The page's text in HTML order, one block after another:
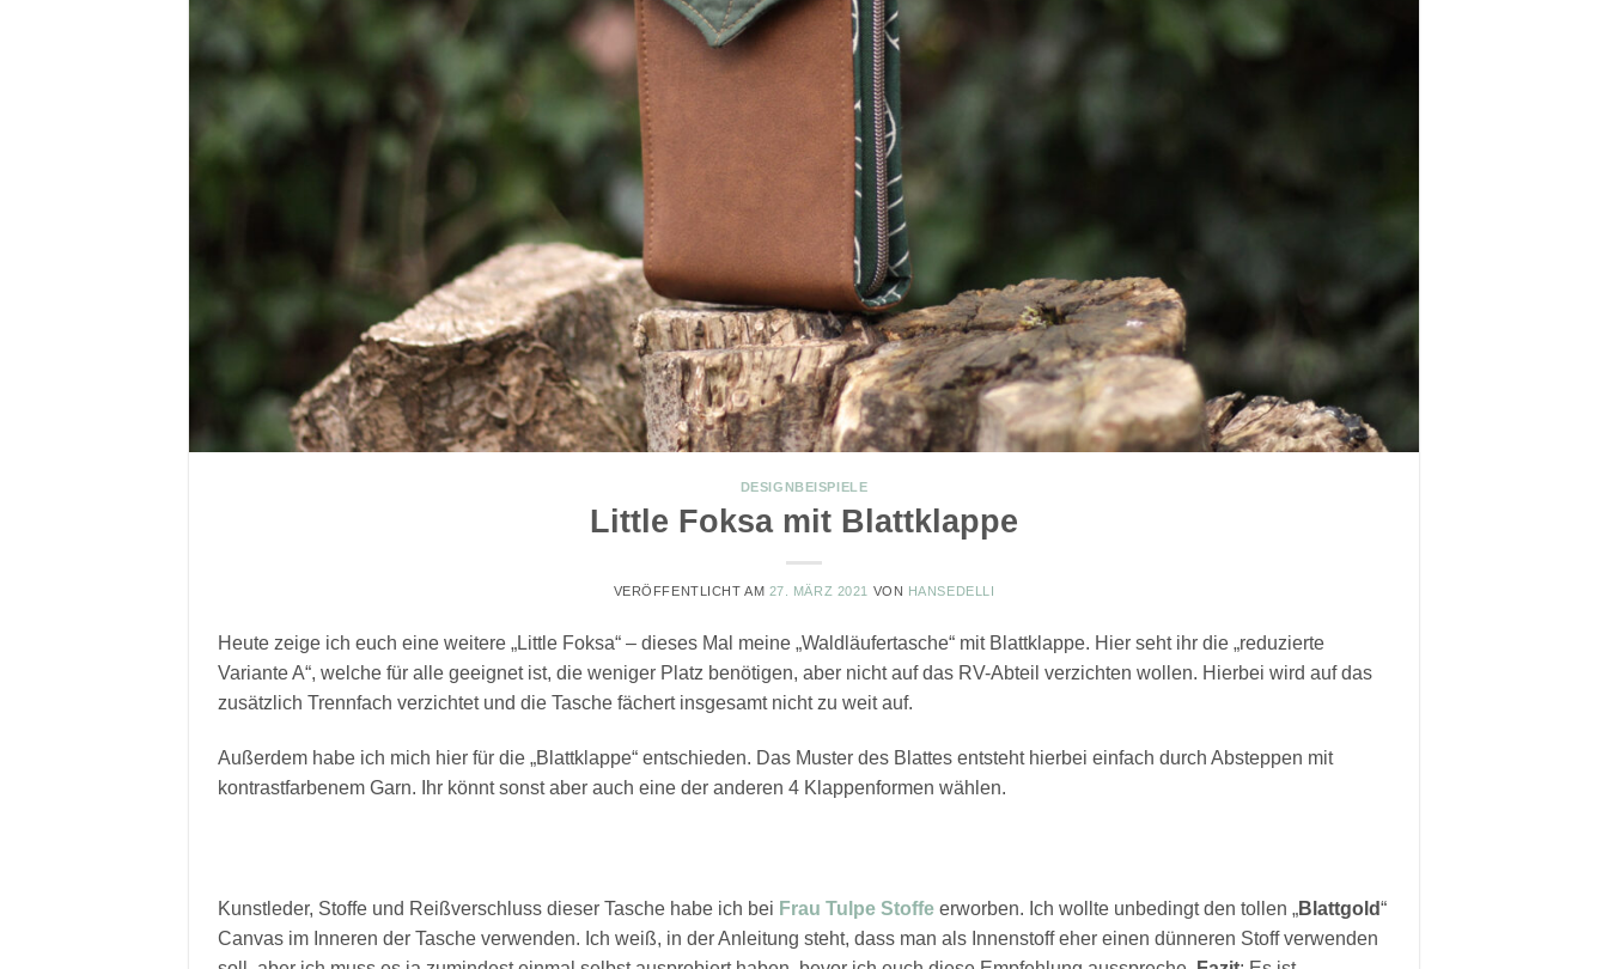
DESIGNBEISPIELE
Little Foksa mit Blattklappe
VERÖFFENTLICHT AM 27. MÄRZ 2021 VON HANSEDELLI
Heute zeige ich euch eine weitere „Little Foksa“ – dieses Mal meine „Waldläufertasche“ mit Blattklappe. Hier seht ihr die „reduzierte
Variante A“, welche für alle geeignet ist, die weniger Platz benötigen, aber nicht auf das RV-Abteil verzichten wollen. Hierbei wird auf das
zusätzlich Trennfach verzichtet und die Tasche fächert insgesamt nicht zu weit auf.
Außerdem habe ich mich hier für die „Blattklappe“ entschieden. Das Muster des Blattes entsteht hierbei einfach durch Absteppen mit
kontrastfarbenem Garn. Ihr könnt sonst aber auch eine der anderen 4 Klappenformen wählen.
Kunstleder, Stoffe und Reißverschluss dieser Tasche habe ich bei Frau Tulpe Stoffeerworben. Ich wollte unbedingt den tollen „Blattgold“
Canvas im Inneren der Tasche verwenden. Ich weiß, in der Anleitung steht, dass man als Innenstoff eher einen dünneren Stoff verwenden